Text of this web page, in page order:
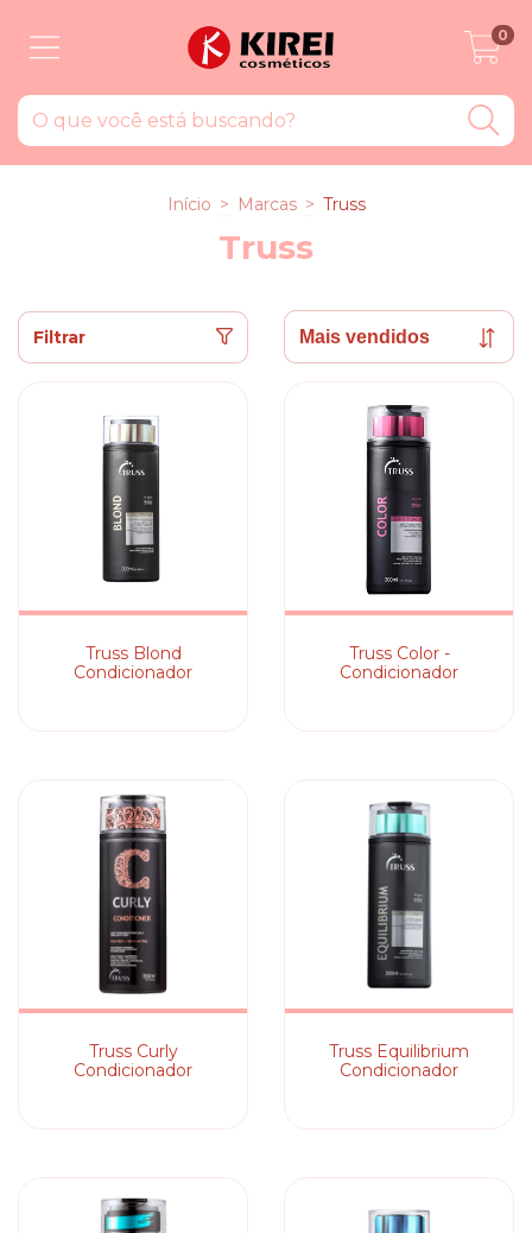
0
Início > Marcas > Truss
Truss
Filtrar
Truss Blond
Condicionador
Truss Color -
Condicionador
Truss Curly
Condicionador
Truss Equilibrium
Condicionador